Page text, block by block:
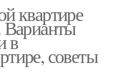
квартире
Варианты
в
советы